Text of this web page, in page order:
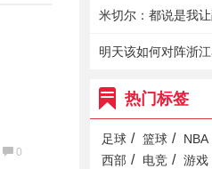
0
热门标签
足球 / 篮球 / NBA
西部 / 电竞 / 游戏